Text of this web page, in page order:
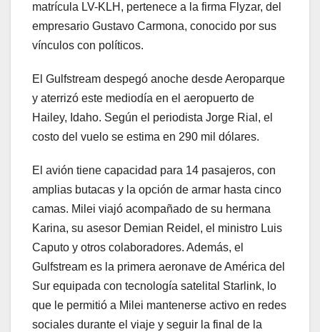
matrícula LV-KLH, pertenece a la firma Flyzar, del
empresario Gustavo Carmona, conocido por sus
vínculos con políticos.
El Gulfstream despegó anoche desde Aeroparque
y aterrizó este mediodía en el aeropuerto de
Hailey, Idaho. Según el periodista Jorge Rial, el
costo del vuelo se estima en 290 mil dólares.
El avión tiene capacidad para 14 pasajeros, con
amplias butacas y la opción de armar hasta cinco
camas. Milei viajó acompañado de su hermana
Karina, su asesor Demian Reidel, el ministro Luis
Caputo y otros colaboradores. Además, el
Gulfstream es la primera aeronave de América del
Sur equipada con tecnología satelital Starlink, lo
que le permitió a Milei mantenerse activo en redes
sociales durante el viaje y seguir la final de la